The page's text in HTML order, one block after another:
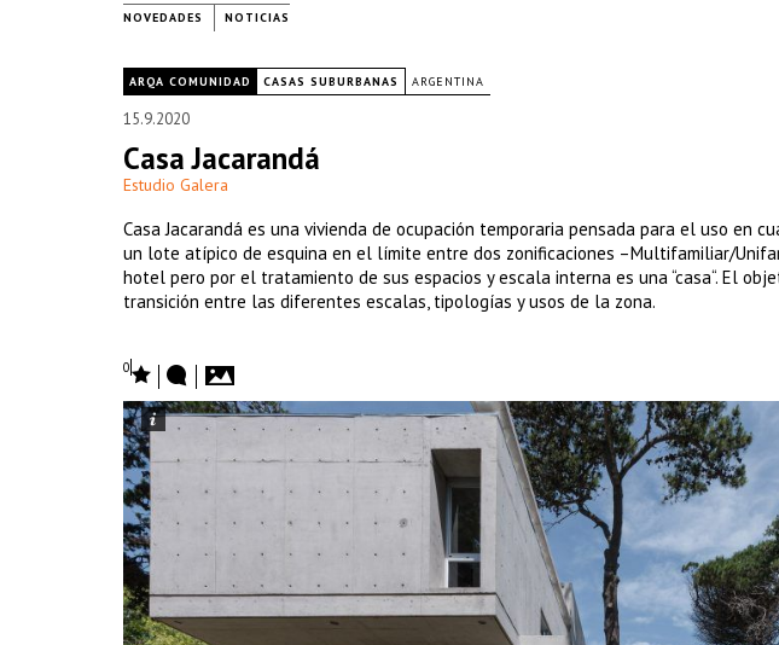
NOVEDADES NOTICIAS
ARQA COMUNIDAD CASAS SUBURBANAS ARGENTINA
15.9.2020
Casa Jacarandá
Estudio Galera
Casa Jacarandá es una vivienda de ocupación temporaria pensada para el uso en
un lote atípico de esquina en el límite entre dos zonificaciones –Multifamiliar/
hotel pero por el tratamiento de sus espacios y escala interna es una “casa“. El
transición entre las diferentes escalas, tipologías y usos de la zona.
0